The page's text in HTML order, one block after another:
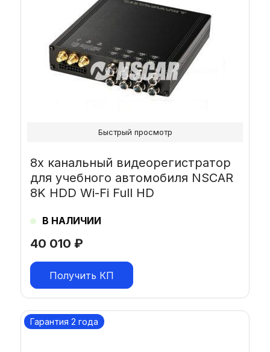
40 010 ₽
8х канальный видеорегистратор
для учебного автомобиля NSCAR
8K HDD Wi-Fi Full HD
В НАЛИЧИИ
Получить КП
Быстрый просмотр
Гарантия 2 года